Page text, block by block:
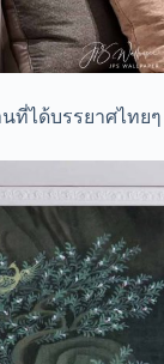
ที่ได้บรรยาศไทยๆ